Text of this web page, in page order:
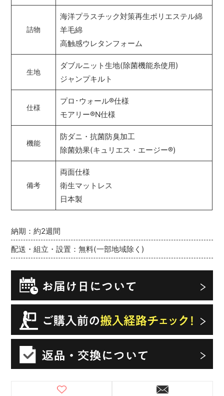
納期：約2週間
配送・組立・設置：無料(一部地域除く)
詰物
海洋プラスチック対策再生ポリエステル綿
羊毛綿
高触感ウレタンフォーム
生地
ダブルニット生地(除菌機能糸使用)
ジャンプキルト
仕様
プロ･ウォール®仕様
モアリー®N仕様
機能
防ダニ・抗菌防臭加工
除菌効果(キュリエス・エージー®)
備考
両面仕様
衛生マットレス
日本製